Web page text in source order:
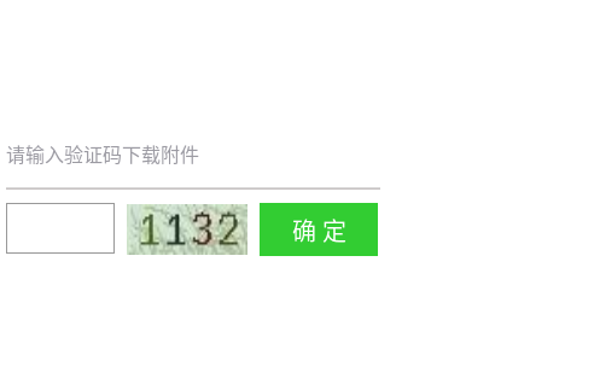
请输入验证码下载附件